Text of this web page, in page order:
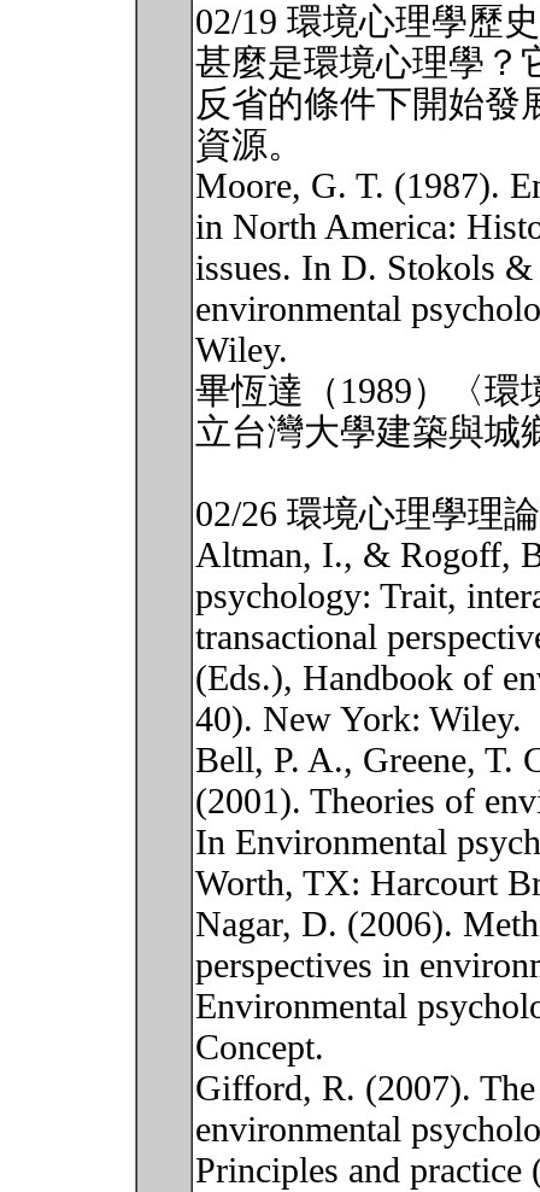
02/19 環境心理學歷史
甚麼是環境心理學？
反省的條件下開始發
資源。
Moore, G. T. (1987).
in North America:
issues. In D. Stokols
environmental
Wiley.
畢恆達（1989）〈
立台灣大學建築與城
02/26 環境心理學理論
Altman, I., & Rogoff,
psychology: Trait,
transactional
(Eds.), Handbook of
40). New York: Wiley.
Bell, P. A., Greene, T.
(2001). Theories of
In Environmental
Worth, TX: Harcourt
Nagar, D. (2006).
perspectives in
Environmental
Concept.
Gifford, R. (2007).
environmental
Principles and